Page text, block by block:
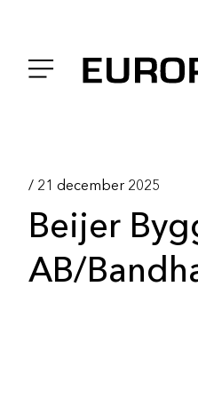
/ 21 december 2025
Beijer
AB/